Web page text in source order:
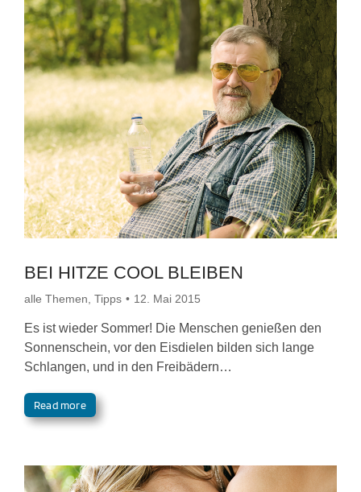
BEI HITZE COOL BLEIBEN
alle Themen Tipps 12. Mai 2015
Es ist wieder Sommer! Die Menschen genießen den
Sonnenschein, vor den Eisdielen bilden sich lange
Schlangen, und in den Freibädern…
Read more